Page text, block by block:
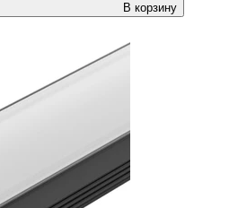
В корзину